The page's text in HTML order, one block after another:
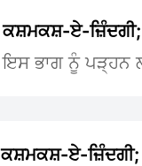
ਕਸ਼ਮਕਸ਼-ਏ-
ਇਸ ਭਾਗ ਨੂੰ ਪੜ੍ਹਨ
ਕਸ਼ਮਕਸ਼-ਏ-ਜ਼ਿੰਦਗੀ;